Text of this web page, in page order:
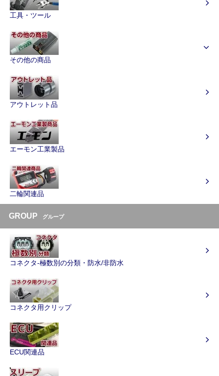
工具・ツール
その他の商品
アウトレット品
エーモン工業製品
二輪関連品
GROUP グループ
コネクタ-極数別の分類・防水/非防水
コネクタ用クリップ
ECU関連品